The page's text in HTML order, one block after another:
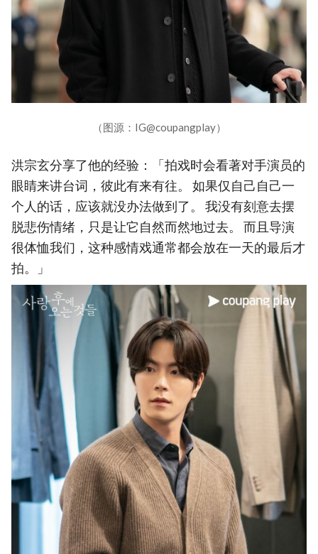
（图源：IG@coupangplay）
洪宗玄分享了他的经验：「拍戏时会看著对手演员的
眼睛来讲台词，彼此有来有往。 如果仅自己自己一
个人的话，应该就没办法做到了。 我没有刻意去摆
脱悲伤情绪，只是让它自然而然地过去。 而且导演
很体恤我们，这种感情戏通常都会放在一天的最后才
拍。」